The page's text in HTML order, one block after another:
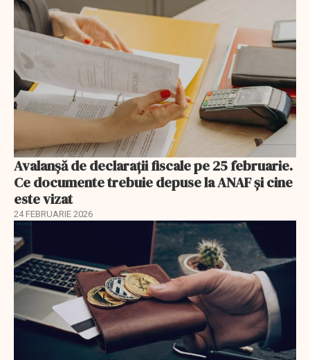
Avalanșă de declarații fiscale pe 25 februarie.
Ce documente trebuie depuse la ANAF și cine
este vizat
24 FEBRUARIE 2026